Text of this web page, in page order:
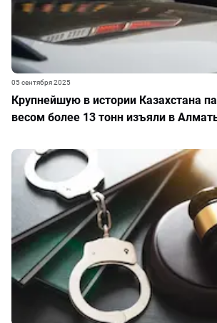
Крупнейшую в истории Казахстана
весом более 13 тонн изъяли в
05 сентября 2025